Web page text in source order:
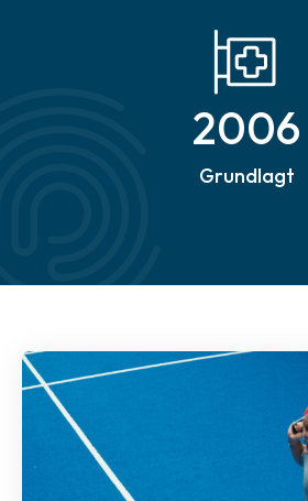
2006
Grundlagt